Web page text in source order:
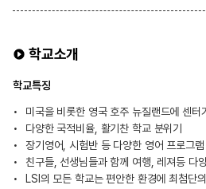
학교소개
학교특징
미국을 비롯한 영국 호주 뉴질랜드에 센
다양한 국적비율, 활기찬 학교 분위기
장기영어, 시험반 등 다양한 영어 프로그램
친구들, 선생님들과 함께 여행, 레져등 다
LSI의 모든 학교는 편안한 환경에 최첨단